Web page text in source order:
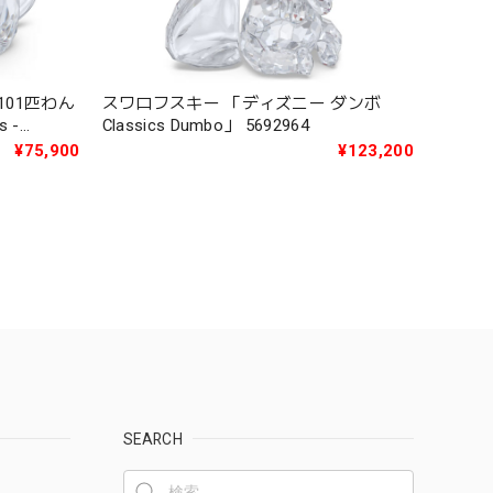
匹わん
-
¥75,900
スワロフスキー 「ディズニー ダンボ
Classics Dumbo」 5692964
¥123,200
SEARCH